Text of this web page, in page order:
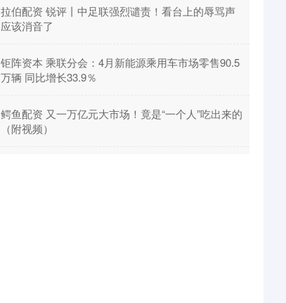
​拉伯配资 锐评丨中足联强烈谴责！看台上的辱骂声
应该消音了
​钜阵资本 乘联分会：4月新能源乘用车市场零售90.5
万辆 同比增长33.9％
​鳄鱼配资 又一万亿元大市场！竟是“一个人”吃出来的
（附视频）